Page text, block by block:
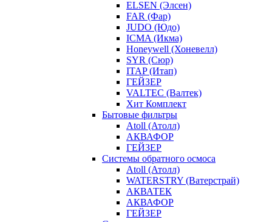
ELSEN (Элсен)
FAR (Фар)
JUDO (Юдо)
ICMA (Икма)
Honeywell (Хоневелл)
SYR (Сюр)
ITAP (Итап)
ГЕЙЗЕР
VALTEC (Валтек)
Хит Комплект
Бытовые фильтры
Atoll (Атолл)
АКВАФОР
ГЕЙЗЕР
Системы обратного осмоса
Atoll (Атолл)
WATERSTRY (Ватерстрай)
АКВАТЕК
АКВАФОР
ГЕЙЗЕР